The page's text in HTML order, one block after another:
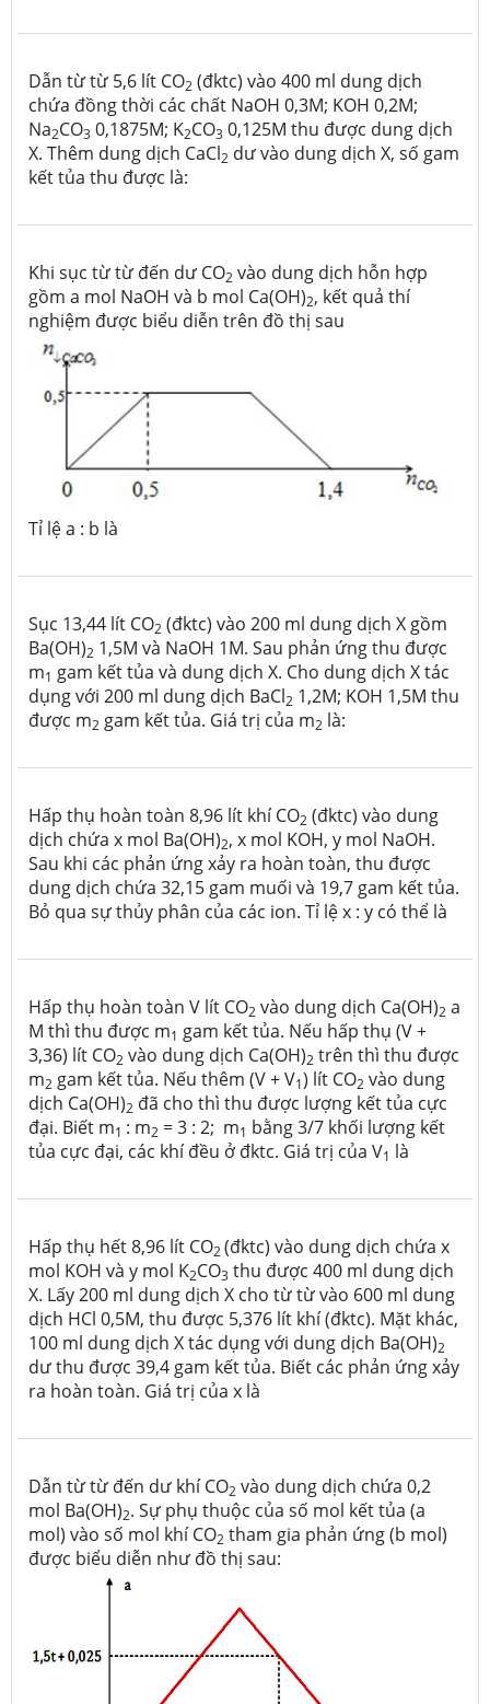
Dẫn từ từ 5,6 lít CO2 (đktc) vào 400 ml dung dịch
chứa đồng thời các chất NaOH 0,3M; KOH 0,2M;
Na2CO3 0,1875M; K2CO3 0,125M thu được dung dịch
X. Thêm dung dịch CaCl2 dư vào dung dịch X, số gam
kết tủa thu được là:
Khi sục từ từ đến dư CO2 vào dung dịch hỗn hợp
gồm a mol NaOH và b mol Ca(OH)2, kết quả thí
nghiệm được biểu diễn trên đồ thị sau
Tỉ lệ a : b là
Sục 13,44 lít CO2 (đktc) vào 200 ml dung dịch X gồm
Ba(OH)2 1,5M và NaOH 1M. Sau phản ứng thu được
m1 gam kết tủa và dung dịch X. Cho dung dịch X tác
dụng với 200 ml dung dịch BaCl2 1,2M; KOH 1,5M thu
được m2 gam kết tủa. Giá trị của m2 là:
Hấp thụ hoàn toàn 8,96 lít khí CO2 (đktc) vào dung
dịch chứa x mol Ba(OH)2, x mol KOH, y mol NaOH.
Sau khi các phản ứng xảy ra hoàn toàn, thu được
dung dịch chứa 32,15 gam muối và 19,7 gam kết tủa.
Bỏ qua sự thủy phân của các ion. Tỉ lệ x : y có thể là
Hấp thụ hoàn toàn V lít CO2 vào dung dịch Ca(OH)2 a
M thì thu được m1 gam kết tủa. Nếu hấp thụ (V +
3,36) lít CO2 vào dung dịch Ca(OH)2 trên thì thu được
m2 gam kết tủa. Nếu thêm (V + V1) lít CO2 vào dung
dịch Ca(OH)2 đã cho thì thu được lượng kết tủa cực
đại. Biết m1 : m2 = 3 : 2; m1 bằng 3/7 khối lượng kết
tủa cực đại, các khí đều ở đktc. Giá trị của V1 là
Hấp thụ hết 8,96 lít CO2(đktc) vào dung dịch chứa x
mol KOH và y mol K2CO3 thu được 400 ml dung dịch
X. Lấy 200 ml dung dịch X cho từ từ vào 600 ml dung
dịch HCl 0,5M, thu được 5,376 lít khí (đktc). Mặt khác,
100 ml dung dịch X tác dụng với dung dịch Ba(OH)2
dư thu được 39,4 gam kết tủa. Biết các phản ứng xảy
ra hoàn toàn. Giá trị của x là
Dẫn từ từ đến dư khí CO2 vào dung dịch chứa 0,2
mol Ba(OH)2. Sự phụ thuộc của số mol kết tủa (a
mol) vào số mol khí CO2 tham gia phản ứng (b mol)
được biểu diễn như đồ thị sau: